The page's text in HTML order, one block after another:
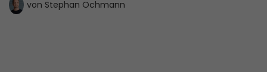
von Stephan Ochmann